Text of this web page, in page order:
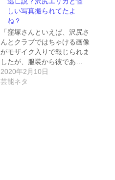
しい写真撮られてたよ
ね？
「窪塚さんといえば、沢尻さ
んとクラブではちゃける画像
がモザイク入りで報じられま
したが、服装から彼であ…
2020年2月10日
芸能ネタ